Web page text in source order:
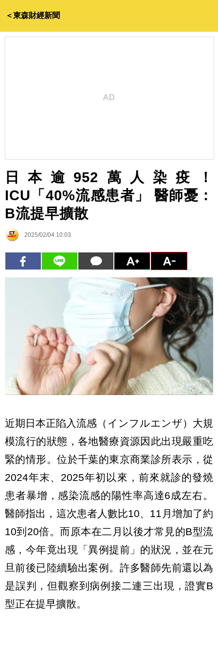
＜東森財經新聞
日本逾952萬人染疫！
ICU「40%流感患者」 醫師憂：
B流提早擴散
2025/02/04 10:03
近期日本正陷入流感（インフルエンザ）大規
模流行的狀態，各地醫療資源因此出現嚴重吃
緊的情形。位於千葉的東京商業診所表示，從
2024年末、2025年初以來，前來就診的發燒
患者暴增，感染流感的陽性率高達6成左右。
醫師指出，這次患者人數比10、11月增加了約
10到20倍。而原本在二月以後才常見的B型流
感，今年竟出現「異例提前」的狀況，並在元
旦前後已陸續驗出案例。許多醫師先前還以為
是誤判，但觀察到病例接二連三出現，證實B
型正在提早擴散。